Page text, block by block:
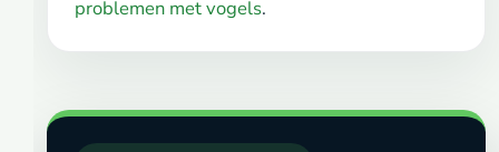
problemen met vogels.